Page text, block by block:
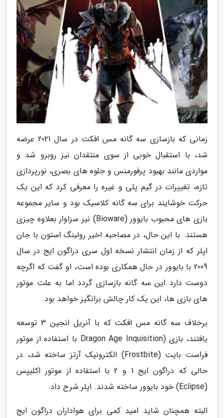
زمانی که بازسازی سه گانه مس افکت در سال 2021 عرضه
شد، با استقبال خوبی از سوی منتقدان نیز روبرو شد و
مواردی مانند بهبود پرفورمنس و جلوه های بصری، نورپردازی
تازه، تغییرات در گیم پلی و غیره را معرفی کرد که این یک
حرکت خوشایند برای سه گانه کلاسیک بود و سایر مجموعه
بازی های محبوب بایوور (Bioware) نیز سزاوار بعلاوه چیزی
هستند. با این حال، در مصاحبه اخیر رولینگ استون با جان
اپلر که از زمان انتشار نسخه اول سری دراگون ایج در سال
2009 با بایوور در حال همکاری بوده است، او گفت که اگرچه
دوست دارد این سه گانه بازسازی گردد اما به علت موتور
های بازی ها، این یک کار چالش برانگیز خواهد بود.
برخلاف سه گانه مس افکت که با آنریل انجین 3 توسعه
یافتند، بازی (Dragon Age Inquisition با استفاده از موتور
فراست بایت (Frostbite) الکترونیک آرتز ساخته شد، در
حالی که دراگون ایج 1 و 2 با استفاده از موتور اکلیپس
(Eclipse) خود بایوور ساخته شدند. اپلر شرح داد:
البته همچنان شاید امید کمی برای هواداران دراگون ایج